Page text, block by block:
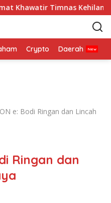
Timnas Kehilangan
Crypto Daerah
e: Bodi Ringan dan Lincah
Ringan dan